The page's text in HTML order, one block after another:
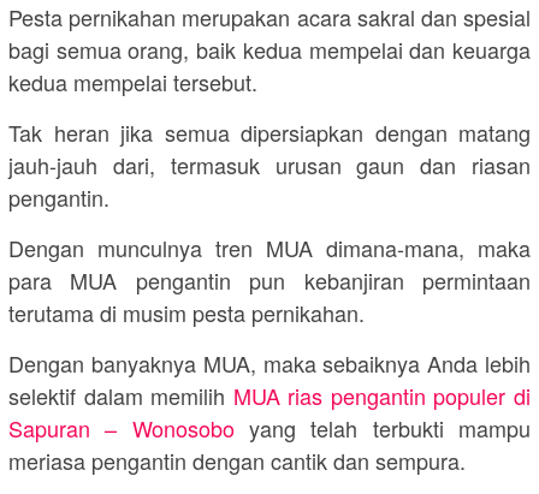
Pesta pernikahan merupakan acara sakral dan spesial
bagi semua orang, baik kedua mempelai dan keuarga
kedua mempelai tersebut.
Tak heran jika semua dipersiapkan dengan matang
jauh-jauh dari, termasuk urusan gaun dan riasan
pengantin.
Dengan munculnya tren MUA dimana-mana, maka
para MUA pengantin pun kebanjiran permintaan
terutama di musim pesta pernikahan.
Dengan banyaknya MUA, maka sebaiknya Anda lebih
selektif dalam memilih MUA rias pengantin populer di
Sapuran – Wonosoboyang telah terbukti mampu
meriasa pengantin dengan cantik dan sempura.